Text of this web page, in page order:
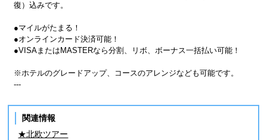
復）込みです。
●マイルがたまる！
●オンラインカード決済可能！
●VISAまたはMASTERなら分割、リボ、ボーナス一括払い可能！
※ホテルのグレードアップ、コースのアレンジなども可能です。
---
関連情報
★北欧ツアー